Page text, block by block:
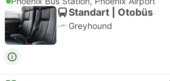
Standart | Otobüs
Greyhound